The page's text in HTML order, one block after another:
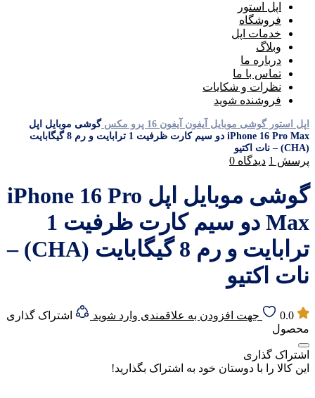
اپل استور
فروشگاه
خدمات اپل
وبلاگ
درباره ما
تماس با ما
نظرات و شکایات
فروشنده شوید
اپل استور گوشی موبایل آیفون آیفون 16 پرو مکس
گوشی موبایل اپل
iPhone 16 Pro Max دو سیم کارت ظرفیت 1 ترابایت و رم 8 گیگابایت
(CHA) – نات اکتیو
پرسش 1 دیدگاه 0
گوشی موبایل اپل iPhone 16 Pro
Max دو سیم کارت ظرفیت 1
ترابایت و رم 8 گیگابایت (CHA) –
نات اکتیو
0.0 جهت افزودن به علاقمندی وارد شوید
اشتراک گذاری
محصول
اشتراک گذاری
این کالا را با دوستان خود به اشتراک بگذارید!